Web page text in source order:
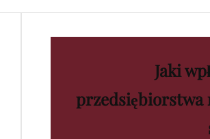
Jaki
przedsiębiorstwa